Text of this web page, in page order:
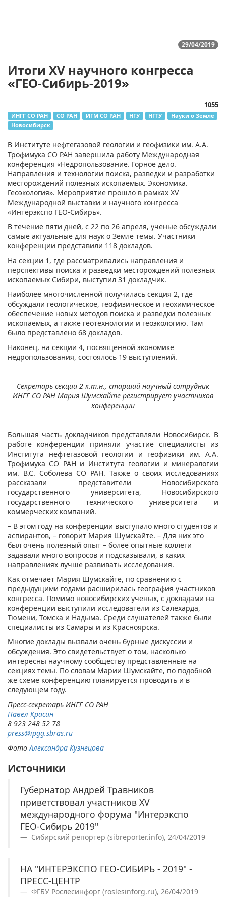
29/04/2019
Итоги XV научного конгресса
«ГЕО-Сибирь-2019»
1055
ИНГГ СО РАН СО РАН ИГМ СО РАН НГУ НГТУ
Науки о Земле
Новосибирск
В Институте нефтегазовой геологии и геофизики им. А.А.
Трофимука СО РАН завершила работу Международная
конференция «Недропользование. Горное дело.
Направления и технологии поиска, разведки и разработки
месторождений полезных ископаемых. Экономика.
Геоэкология». Мероприятие прошло в рамках XV
Международной выставки и научного конгресса
«Интерэкспо ГЕО-Сибирь».
В течение пяти дней, с 22 по 26 апреля, ученые обсуждали
самые актуальные для наук о Земле темы. Участники
конференции представили 118 докладов.
На секции 1, где рассматривались направления и
перспективы поиска и разведки месторождений полезных
ископаемых Сибири, выступил 31 докладчик.
Наиболее многочисленной получилась секция 2, где
обсуждали геологическое, геофизическое и геохимическое
обеспечение новых методов поиска и разведки полезных
ископаемых, а также геотехнологии и геоэкологию. Там
было представлено 68 докладов.
Наконец, на секции 4, посвященной экономике
недропользования, состоялось 19 выступлений.
​Секретарь секции 2 к.т.н., старший научный сотрудник
ИНГГ СО РАН Мария Шумскайте регистрирует участников
конференции
Большая часть докладчиков представляли Новосибирск. В
работе конференции приняли участие специалисты из
Института нефтегазовой геологии и геофизики им. А.А.
Трофимука СО РАН и Института геологии и минералогии
им. В.С. Соболева СО РАН. Также о своих исследованиях
рассказали представители Новосибирского
государственного университета, Новосибирского
государственного технического университета и
коммерческих компаний.
– В этом году на конференции выступало много студентов и
аспирантов, – говорит Мария Шумскайте. – Для них это
был очень полезный опыт – более опытные коллеги
задавали много вопросов и подсказывали, в каких
направлениях лучше развивать исследования.
Как отмечает Мария Шумскайте, по сравнению с
предыдущими годами расширилась география участников
конгресса. Помимо новосибирских ученых, с докладами на
конференции выступили исследователи из Салехарда,
Тюмени, Томска и Надыма. Среди слушателей также были
специалисты из Самары и из Красноярска.
Многие доклады вызвали очень бурные дискуссии и
обсуждения. Это свидетельствует о том, насколько
интересны научному сообществу представленные на
секциях темы. По словам Марии Шумскайте, по подобной
же схеме конференцию планируется проводить и в
следующем году.​
Пресс-секретарь ИНГГ СО РАН
Павел Красин​​​​​​
8 923 248 52 78
press@ipgg.sbras​.ru​
Фото Александра Кузнецова​
Источники
Губернатор Андрей Травников
приветствовал участников XV
международного форума "Интерэкспо
ГЕО-Сибирь 2019"
Сибирский репортер (sibreporter.info), 24/04/2019
НА "ИНТЕРЭКСПО ГЕО-СИБИРЬ - 2019" -
ПРЕСС-ЦЕНТР
ФГБУ Рослесинфорг (roslesinforg.ru), 26/04/2019